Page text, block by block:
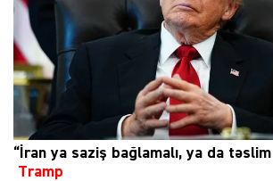
“İran ya saziş bağlamalı, ya da təslim
Tramp